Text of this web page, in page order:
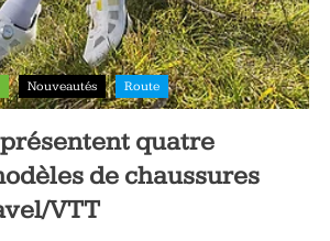
Nouveautés Route
quatre
de chaussures
VTT